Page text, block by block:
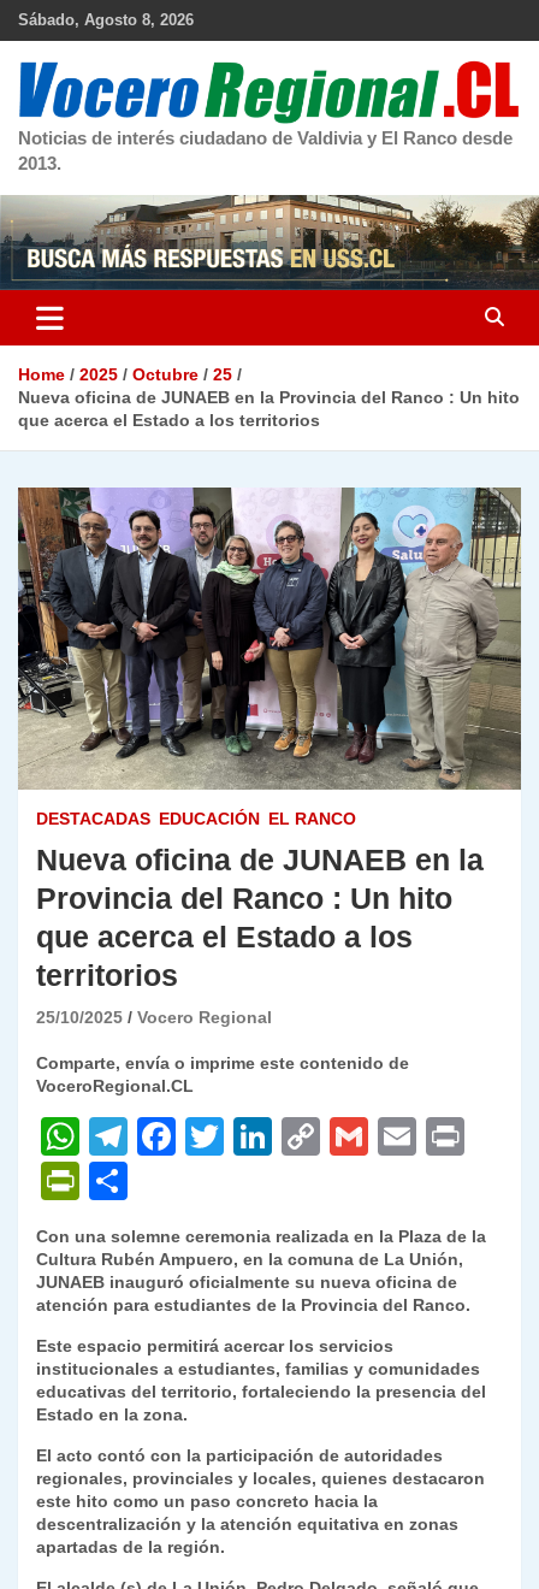
Skip
Sábado, Agosto 8, 2026
Noticias de interés ciudadano de Valdivia y El Ranco desde
2013.
Home 2025 Octubre
25
Nueva oficina de JUNAEB en la Provincia del Ranco : Un hito
que acerca el Estado a los territorios
DESTACADAS EDUCACIÓN EL RANCO
Nueva oficina de JUNAEB en la
Provincia del Ranco : Un hito
que acerca el Estado a los
territorios
25/10/2025 Vocero Regional
Comparte, envía o imprime este contenido de
VoceroRegional.CL
W
h
at
s
A
p
T
gr
a
m
F
e
b
o
o
k
T
er
Li
e
dI
n
C
y
Li
k
G
l
E
l
P
nt
Fr
ie
n
dl
y
o
m
p
ar
tir
Con una solemne ceremonia realizada en la Plaza de la
Cultura Rubén Ampuero, en la comuna de La Unión,
JUNAEB inauguró oficialmente su nueva oficina de
atención para estudiantes de la Provincia del Ranco.
Este espacio permitirá acercar los servicios
institucionales a estudiantes, familias y comunidades
educativas del territorio, fortaleciendo la presencia del
Estado en la zona.
El acto contó con la participación de autoridades
regionales, provinciales y locales, quienes destacaron
este hito como un paso concreto hacia la
descentralización y la atención equitativa en zonas
apartadas de la región.